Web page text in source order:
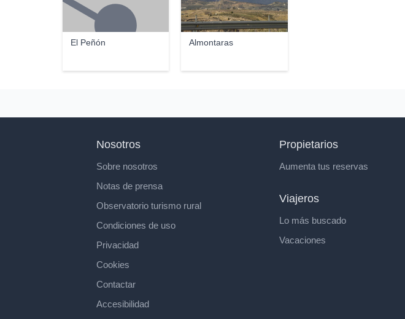
El Peñón Almontaras
Nosotros
Sobre nosotros
Notas de prensa
Observatorio turismo rural
Condiciones de uso
Privacidad
Cookies
Contactar
Accesibilidad
Propietarios
Aumenta tus reservas
Viajeros
Lo más buscado
Vacaciones